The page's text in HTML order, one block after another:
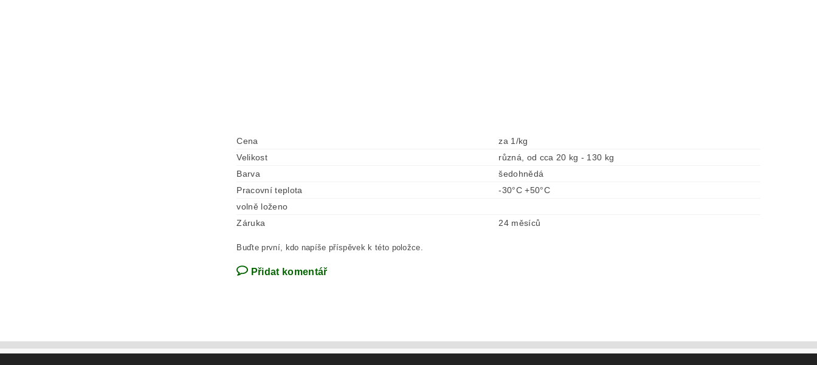
Cena
za 1/kg
Velikost
různá, od cca 20 kg - 130 kg
Barva
šedohnědá
Pracovní teplota
-30°C +50°C
volně loženo
Záruka
24 měsíců
Buďte první, kdo napíše příspěvek k této položce.
Přidat komentář